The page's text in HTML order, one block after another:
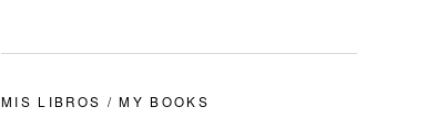
MIS LIBROS / MY BOOKS